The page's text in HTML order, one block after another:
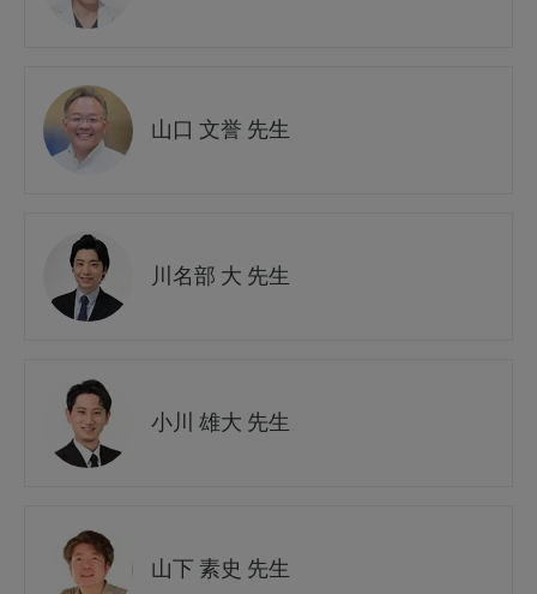
山口 文誉 先生
川名部 大 先生
小川 雄大 先生
山下 素史 先生